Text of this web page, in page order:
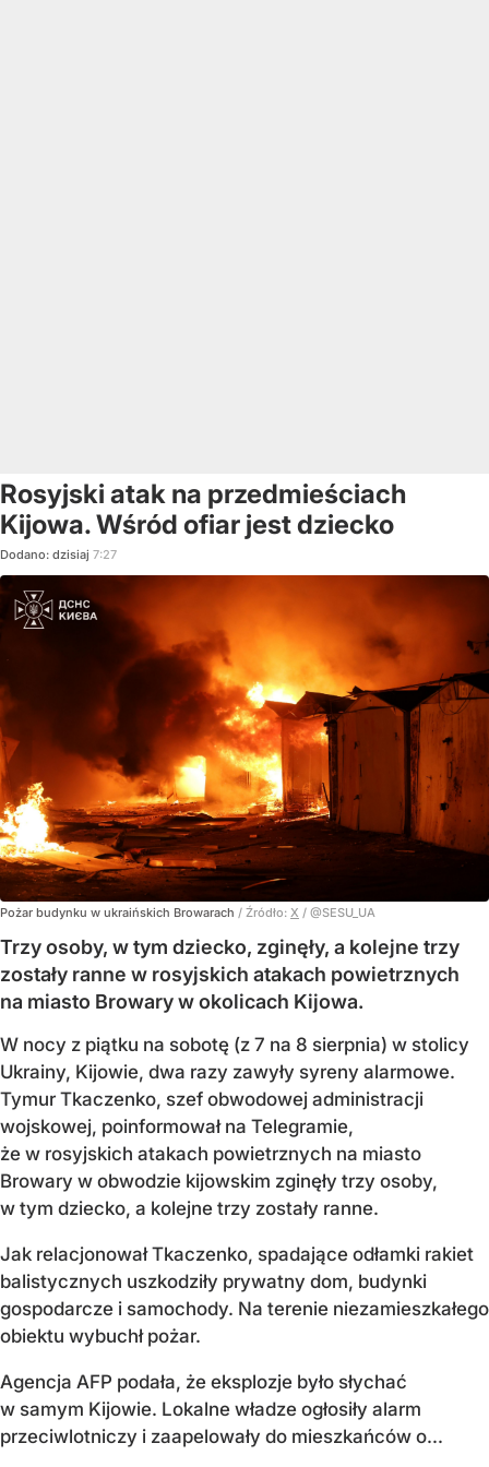
Rosyjski atak na przedmieściach
Kijowa. Wśród ofiar jest dziecko
Dodano: dzisiaj 7:27
Pożar budynku w ukraińskich Browarach / Źródło: X / @SESU_UA
Trzy osoby, w tym dziecko, zginęły, a kolejne trzy
zostały ranne w rosyjskich atakach powietrznych
na miasto Browary w okolicach Kijowa.
W nocy z piątku na sobotę (z 7 na 8 sierpnia) w stolicy
Ukrainy, Kijowie, dwa razy zawyły syreny alarmowe.
Tymur Tkaczenko, szef obwodowej administracji
wojskowej, poinformował na Telegramie,
że w rosyjskich atakach powietrznych na miasto
Browary w obwodzie kijowskim zginęły trzy osoby,
w tym dziecko, a kolejne trzy zostały ranne.
Jak relacjonował Tkaczenko, spadające odłamki rakiet
balistycznych uszkodziły prywatny dom, budynki
gospodarcze i samochody. Na terenie niezamieszkałego
obiektu wybuchł pożar.
Agencja AFP podała, że eksplozje było słychać
w samym Kijowie. Lokalne władze ogłosiły alarm
przeciwlotniczy i zaapelowały do mieszkańców o...